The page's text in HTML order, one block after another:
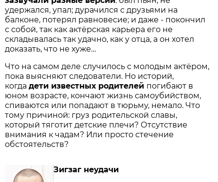
удержался, упал; дурачился с друзьями на
балконе, потерял равновесие; и даже - покончил
с собой, так как актёрская карьера его не
складывалась так удачно, как у отца, а он хотел
доказать, что не хуже…
Что на самом деле случилось с молодым актёром,
пока выясняют следователи. Но историй,
когдадети известных родителей погибают в
юном возрасте, кончают жизнь самоубийством,
спиваются или попадают в тюрьму, немало. Что
тому причиной: груз родительской славы,
который тяготит детские плечи? Отсутствие
внимания к чадам? Или просто стечение
обстоятельств?
Зигзаг неудачи